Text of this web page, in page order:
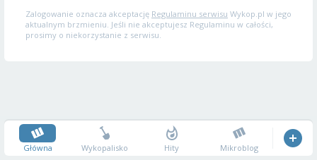
Zalogowanie oznacza akceptację Regulaminu serwisu Wykop.pl w jego
aktualnym brzmieniu. Jeśli nie akceptujesz Regulaminu w całości,
prosimy o niekorzystanie z serwisu.
Główna Wykopalisko Hity Mikroblog